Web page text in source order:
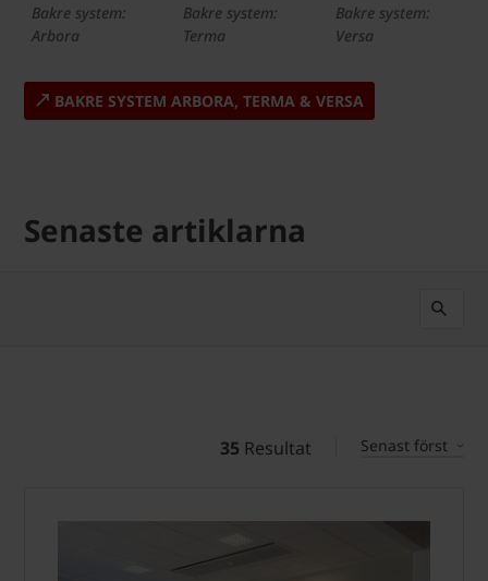
Bakre system:
Arbora
Bakre system:
Terma
Bakre system:
Versa
BAKRE SYSTEM ARBORA, TERMA & VERSA
Senaste artiklarna
35 Resultat Senast först